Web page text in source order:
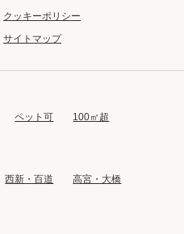
クッキーポリシー
サイトマップ
ペット可 100㎡超
西新・百道
高宮・大橋